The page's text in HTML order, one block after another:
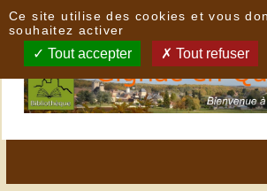
Ce site utilise des cookies et vous
souhaitez activer
Tout accepter Tout refuser